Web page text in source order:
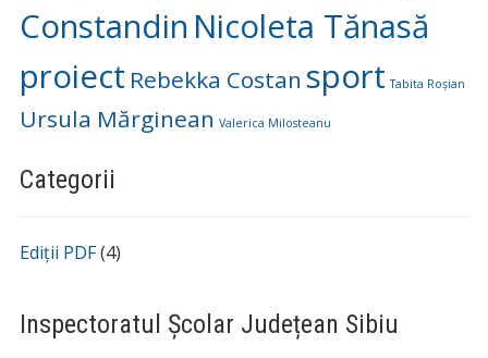
Constandin Nicoleta Tănasă
proiect Rebekka Costan sport Tabita Roșian
Ursula Mărginean Valerica Milosteanu
Categorii
Ediții PDF(4)
Inspectoratul Școlar Județean Sibiu